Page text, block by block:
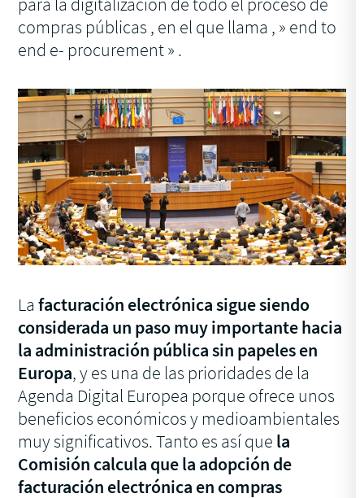
compras públicas , en el que llama , » end to
end e- procurement» .
Lafacturación electrónica sigue siendo
considerada un paso muy importante hacia
la administración pública sin papeles en
Europa, y es una de las prioridades de la
Agenda Digital Europea porque ofrece unos
beneficios económicos y medioambientales
muy significativos. Tanto es así que la
Comisión calcula que la adopción de
facturación electrónica en compras